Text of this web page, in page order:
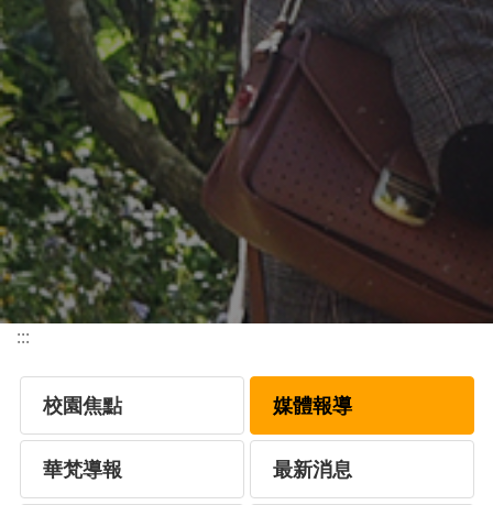
:::
校園焦點 媒體報導
華梵導報 最新消息